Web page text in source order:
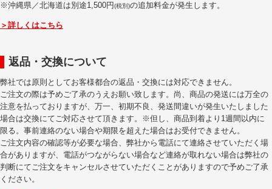
※沖縄県／北海道は別途1,500円(税別)の追加料金が発生します。
＞詳しくはこちら
返品・交換について
弊社では原則としてお客様都合の返品・交換には対応できません。
ご注文の際は予めご了承のうえお願い致します。尚、商品の発送には万全の
注意を払っておりますが、万一、初期不良、発送間違いが発生いたしました
場合は交換にてご対応させて頂きます。※但し、商品到着より1週間以内に
限る。事前連絡のない場合や期限を超えた場合はお受付できません。
ご注文内容の確認等が必要な場合、弊社から電話にて連絡させていただく場
合がありますが、電話がつながらない場合など連絡が取れない場合は弊社の
判断にてご注文をキャンセルさせていただくことがありますので予めご了承
ください。